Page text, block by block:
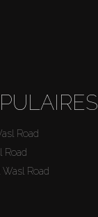
Road
Road
Road